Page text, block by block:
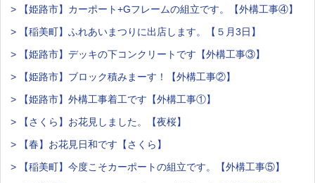
> 【姫路市】カーポート+Gフレームの組立です。【外構工事④】
> 【稲美町】ふれあいまつりに出店します。【５月3日】
> 【姫路市】デッキの下コンクリートです【外構工事③】
> 【姫路市】ブロック積みまーす！【外構工事②】
> 【姫路市】外構工事着工です【外構工事①】
> 【さくら】お花見しました。【夜桜】
> 【春】お花見日和です【さくら】
> 【稲美町】今度こそカーポートの組立です。【外構工事⑤】